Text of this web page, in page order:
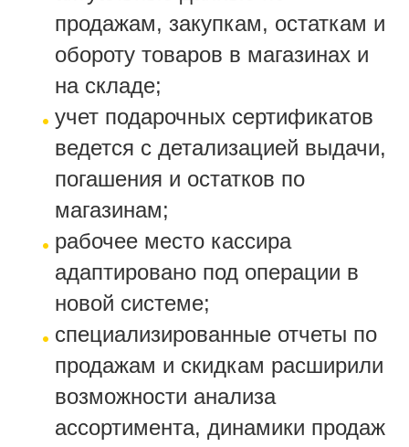
продажам, закупкам, остаткам и
обороту товаров в магазинах и
на складе;
учет подарочных сертификатов
ведется с детализацией выдачи,
погашения и остатков по
магазинам;
рабочее место кассира
адаптировано под операции в
новой системе;
специализированные отчеты по
продажам и скидкам расширили
возможности анализа
ассортимента, динамики продаж